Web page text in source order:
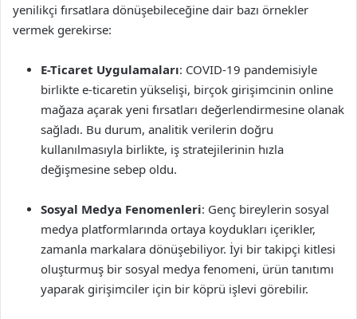
yenilikçi fırsatlara dönüşebileceğine dair bazı örnekler
vermek gerekirse:
E-Ticaret Uygulamaları: COVID-19 pandemisiyle
birlikte e-ticaretin yükselişi, birçok girişimcinin online
mağaza açarak yeni fırsatları değerlendirmesine olanak
sağladı. Bu durum, analitik verilerin doğru
kullanılmasıyla birlikte, iş stratejilerinin hızla
değişmesine sebep oldu.
Sosyal Medya Fenomenleri: Genç bireylerin sosyal
medya platformlarında ortaya koydukları içerikler,
zamanla markalara dönüşebiliyor. İyi bir takipçi kitlesi
oluşturmuş bir sosyal medya fenomeni, ürün tanıtımı
yaparak girişimciler için bir köprü işlevi görebilir.